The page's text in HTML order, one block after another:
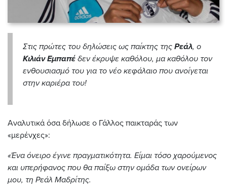
Στις πρώτες του δηλώσεις ως παίκτης της Ρεάλ, ο
Κιλιάν Εμπαπέ δεν έκρυψε καθόλου, μα καθόλου τον
ενθουσιασμό του για το νέο κεφάλαιο που ανοίγεται
στην καριέρα του!
Αναλυτικά όσα δήλωσε ο Γάλλος παικταράς των
«μερένχες»:
«Ένα όνειρο έγινε πραγματικότητα. Είμαι τόσο χαρούμενος
και υπερήφανος που θα παίξω στην ομάδα των ονείρων
μου, τη Ρεάλ Μαδρίτης.